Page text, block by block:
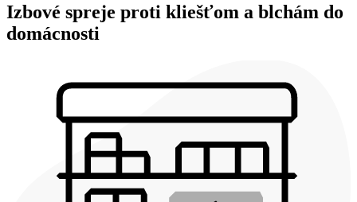
Izbové spreje proti kliešťom a blchám do
domácnosti